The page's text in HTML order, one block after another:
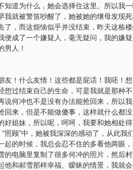
道为什么，她会选择住这里。所以我
就被警笛吵醒了，她被她的继母发现
，而这烦恼似乎并没结束，昨天这栋
成了一个嫌疑人，毫无疑问，我的嫌
男人！
！什么友情！这些都是屁话！我呸！
过结束自己的生命，可是我就是那种
何冲也不是没有办法能抢回来，所以
回来，但是不能做傻事，这样就什么都
姐妹，所以呢，呵呵，我要和她相处
照顾”中，她被我深深的感动了，从此
的时候，我总会忍不住的多看他两眼
电脑里复制了很多何冲的照片，然后
和郝雪那样幸福、暧昧的情景，我就